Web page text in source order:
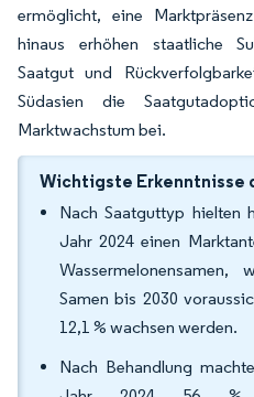
ermöglicht, eine
hinaus erhöhen staatliche
Saatgut und
Südasien die
Marktwachstum bei.
Wichtigste Erkenntnisse
Nach Saatguttyp hielten
Jahr 2024 einen
Samen bis 2030
12,1 % wachsen werden.
Nach Behandlung